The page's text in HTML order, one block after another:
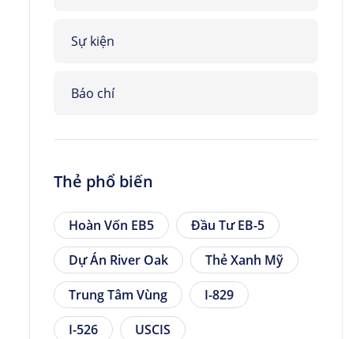
Sự kiện
Báo chí
Thẻ phổ biến
Hoàn Vốn EB5
Đầu Tư EB-5
Dự Án River Oak
Thẻ Xanh Mỹ
Trung Tâm Vùng
I-829
I-526
USCIS